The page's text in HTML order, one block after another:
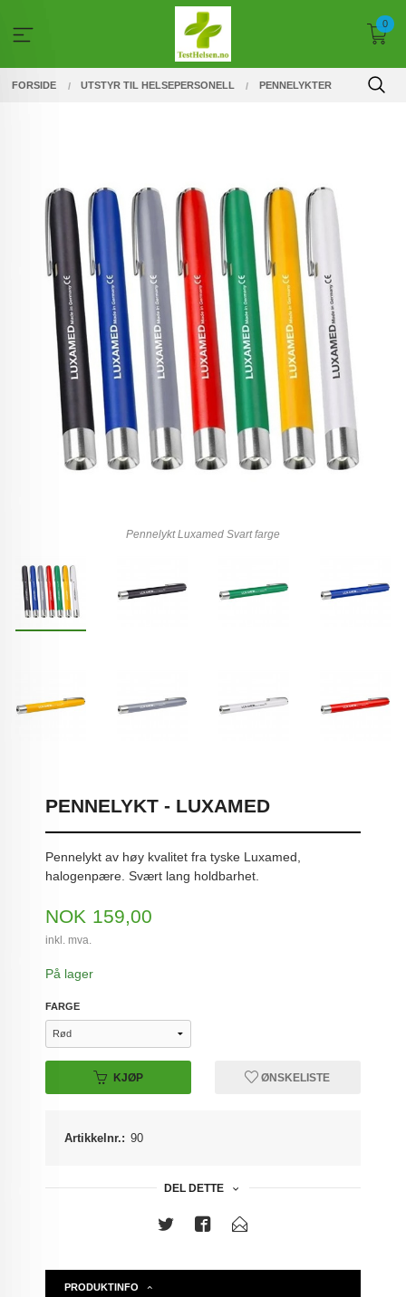
innholdet
0
FORSIDE UTSTYR TIL HELSEPERSONELL PENNELYKTER
Pennelykt Luxamed Svart farge
PENNELYKT - LUXAMED
Pennelykt av høy kvalitet fra tyske Luxamed,
halogenpære. Svært lang holdbarhet.
Pris
NOK 159,00
inkl. mva.
På lager
FARGE
KJØP ØNSKELISTE
Artikkelnr.: 90
DEL DETTE
PRODUKTINFO